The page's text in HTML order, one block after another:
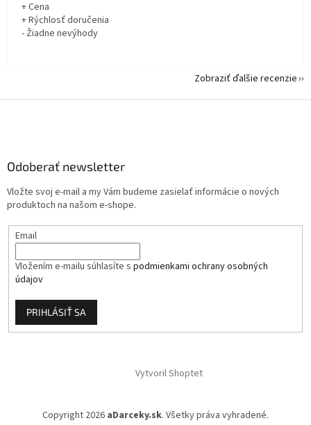
+ Cena
+ Rýchlosť doručenia
- Žiadne nevýhody
Zobraziť ďalšie recenzie
Odoberať newsletter
Vložte svoj e-mail a my Vám budeme zasielať informácie o nových
produktoch na našom e-shope.
Email
Vložením e-mailu súhlasíte s podmienkami ochrany osobných
údajov
PRIHLÁSIŤ SA
Vytvoril Shoptet
Copyright 2026 aDarceky.sk. Všetky práva vyhradené.